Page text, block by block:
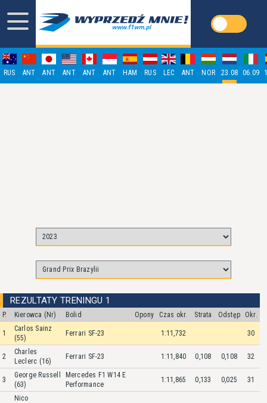
RUS ANT ANT ANT ANT ANT HAM RUS LEC ANT NOR 23.08 06.09
REZULTATY TRENINGU 1
P. Kierowca (Nr) Bolid Opony Czas okr. Strata Odstęp Okr.
1
Carlos Sainz
(55)
Ferrari SF-23 1:11,732 30
2
Charles
Leclerc (16)
Ferrari SF-23 1:11,840 0,108 0,108 32
3
George Russell
(63)
Mercedes F1 W14 E
Performance
1:11,865 0,133 0,025 31
Nico